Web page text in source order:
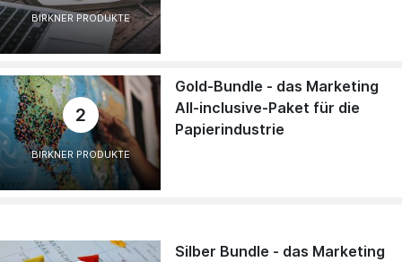
BIRKNER PRODUKTE
2
BIRKNER PRODUKTE
Gold-Bundle - das Marketing
All-inclusive-Paket für die
Papierindustrie
Silber Bundle - das Marketing